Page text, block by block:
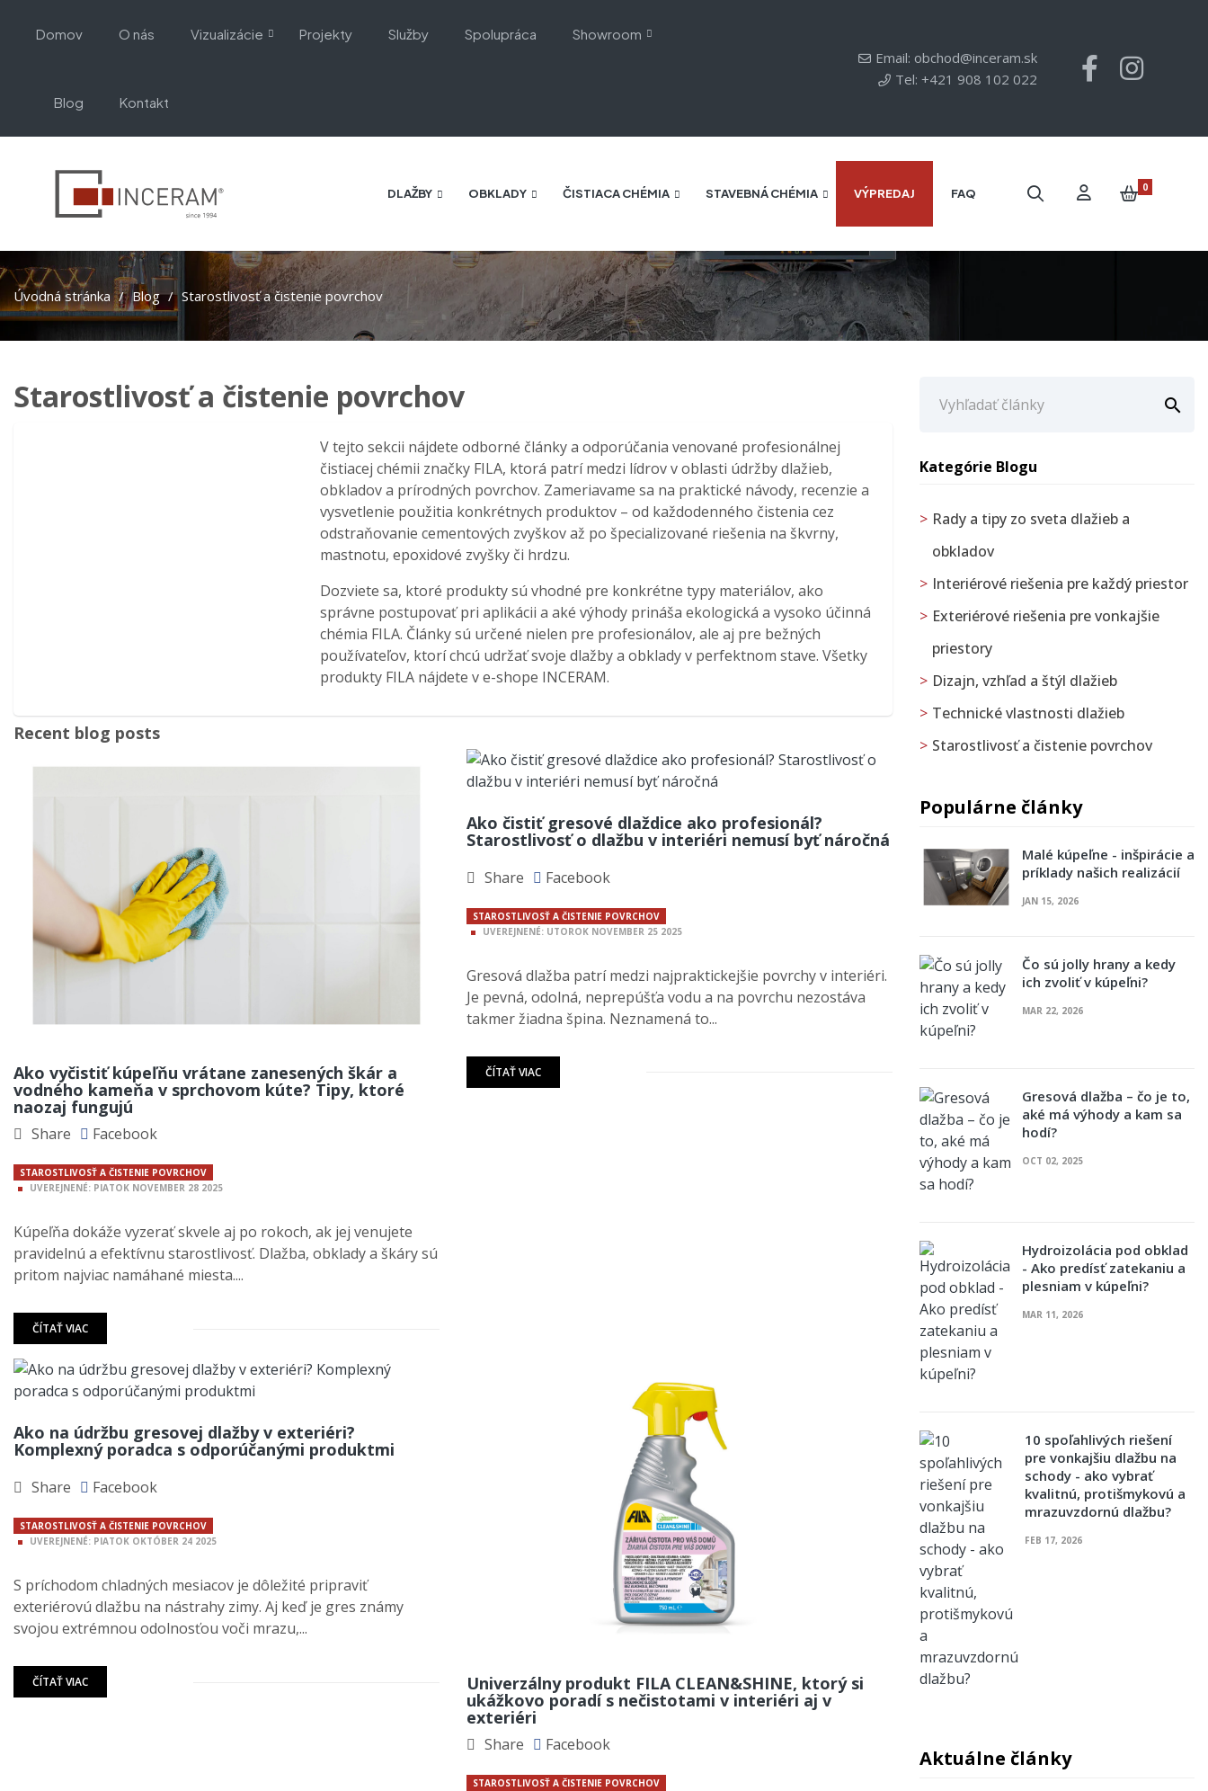
Domov O nás Vizualizácie Projekty Služby Spolupráca Showroom
Blog Kontakt
Email: obchod@inceram.sk
Tel: +421 908 102 022
DLAŽBY OBKLADY ČISTIACA CHÉMIA STAVEBNÁ CHÉMIA VÝPREDAJ FAQ 0
Úvodná stránka Blog Starostlivosť a čistenie povrchov
Starostlivosť a čistenie povrchov
V tejto sekcii nájdete odborné články a odporúčania venované profesionálnej
čistiacej chémii značky FILA, ktorá patrí medzi lídrov v oblasti údržby dlažieb,
obkladov a prírodných povrchov. Zameriavame sa na praktické návody, recenzie a
vysvetlenie použitia konkrétnych produktov – od každodenného čistenia cez
odstraňovanie cementových zvyškov až po špecializované riešenia na škvrny,
mastnotu, epoxidové zvyšky či hrdzu.
Dozviete sa, ktoré produkty sú vhodné pre konkrétne typy materiálov, ako
správne postupovať pri aplikácii a aké výhody prináša ekologická a vysoko účinná
chémia FILA. Články sú určené nielen pre profesionálov, ale aj pre bežných
používateľov, ktorí chcú udržať svoje dlažby a obklady v perfektnom stave. Všetky
produkty FILA nájdete v e-shope INCERAM.
Recent blog posts
Ako vyčistiť kúpeľňu vrátane zanesených škár a
vodného kameňa v sprchovom kúte? Tipy, ktoré
naozaj fungujú
Share Facebook
STAROSTLIVOSŤ A ČISTENIE POVRCHOV
UVEREJNENÉ: PIATOK NOVEMBER 28 2025
Kúpeľňa dokáže vyzerať skvele aj po rokoch, ak jej venujete
pravidelnú a efektívnu starostlivosť. Dlažba, obklady a škáry sú
pritom najviac namáhané miesta....
ČÍTAŤ VIAC
Ako čistiť gresové dlaždice ako profesionál?
Starostlivosť o dlažbu v interiéri nemusí byť náročná
Share Facebook
STAROSTLIVOSŤ A ČISTENIE POVRCHOV
UVEREJNENÉ: UTOROK NOVEMBER 25 2025
Gresová dlažba patrí medzi najpraktickejšie povrchy v interiéri.
Je pevná, odolná, neprepúšťa vodu a na povrchu nezostáva
takmer žiadna špina. Neznamená to...
ČÍTAŤ VIAC
Ako na údržbu gresovej dlažby v exteriéri?
Komplexný poradca s odporúčanými produktmi
Share Facebook
STAROSTLIVOSŤ A ČISTENIE POVRCHOV
UVEREJNENÉ: PIATOK OKTÓBER 24 2025
S príchodom chladných mesiacov je dôležité pripraviť
exteriérovú dlažbu na nástrahy zimy. Aj keď je gres známy
svojou extrémnou odolnosťou voči mrazu,...
ČÍTAŤ VIAC Univerzálny produkt FILA CLEAN&SHINE, ktorý si
ukážkovo poradí s nečistotami v interiéri aj v
exteriéri
Share Facebook
STAROSTLIVOSŤ A ČISTENIE POVRCHOV

Kategórie Blogu
Rady a tipy zo sveta dlažieb a
obkladov
Interiérové riešenia pre každý priestor
Exteriérové riešenia pre vonkajšie
priestory
Dizajn, vzhľad a štýl dlažieb
Technické vlastnosti dlažieb
Starostlivosť a čistenie povrchov
Populárne články
Malé kúpeľne - inšpirácie a
príklady našich realizácií
JAN 15, 2026
Čo sú jolly hrany a kedy
ich zvoliť v kúpeľni?
MAR 22, 2026
Gresová dlažba – čo je to,
aké má výhody a kam sa
hodí?
OCT 02, 2025
Hydroizolácia pod obklad
- Ako predísť zatekaniu a
plesniam v kúpeľni?
MAR 11, 2026
10 spoľahlivých riešení
pre vonkajšiu dlažbu na
schody - ako vybrať
kvalitnú, protišmykovú a
mrazuvzdornú dlažbu?
FEB 17, 2026
Aktuálne články